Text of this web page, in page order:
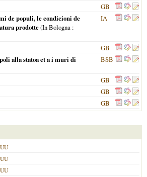
GB
de populi, le condicioni de
prodotte(In Bologna :
IA
GB
alla statoa et a i muri di
BSB
GB
GB
GB
UU
UU
UU